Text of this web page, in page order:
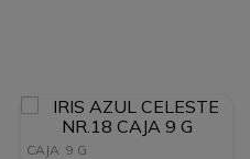
CAJA 9 G